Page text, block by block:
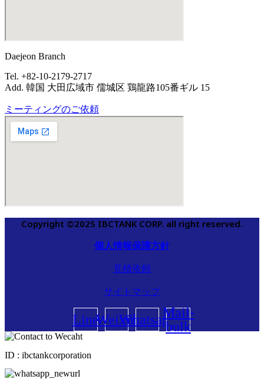
Daejeon Branch
Tel. +82-10-2179-2717
Add. 韓国 大田広域市 儒城区 鶏龍路105番ギル 15
ミーティングのご依頼
Copyright ©2025 IBCTANK CORP. all right reserved.
個人情報保護方針
見積依頼
サイトマップ
LineWeixinWhatsappMail-
bulk
ID : ibctankcorporation